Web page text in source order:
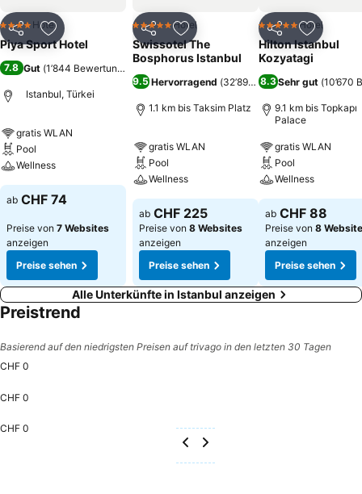
Teilen Zu Favoriten hinzufügen
4 SterneHotel
Piya Sport Hotel
7.8 Gut (1’844 Bewertungen
Istanbul, Türkei
gratis WLAN
Pool
Wellness
ab CHF 74
Preise von 7 Websites
anzeigen
Preise sehen
Teilen Zu Favoriten hinzufügen
5 Sterne Hotel
Swissotel The
Bosphorus Istanbul
9.5 Hervorragend (32’898 Bewertungen)
1.1 km bis Taksim Platz
gratis WLAN
Pool
Wellness
ab CHF 225
Preise von 8 Websites
anzeigen
Preise sehen
Teilen Zu
5 Sterne Hotel
Hilton Istanbul
Kozyatagi
8.3Sehr gut (10’670
9.1 km bis Topkapı
Palace
gratis WLAN
Pool
Wellness
ab CHF 88
Preise von 8
anzeigen
Preise sehen
Alle Unterkünfte in Istanbul anzeigen
Preistrend
Basierend auf den niedrigsten Preisen auf trivago in den letzten 30 Tagen
CHF 0
CHF 0
CHF 0